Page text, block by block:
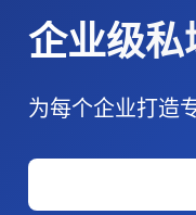
企业级私
为每个企业打造